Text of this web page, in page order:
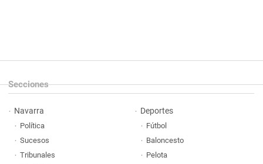
Secciones
Navarra
Política
Sucesos
Tribunales
Deportes
Fútbol
Baloncesto
Pelota